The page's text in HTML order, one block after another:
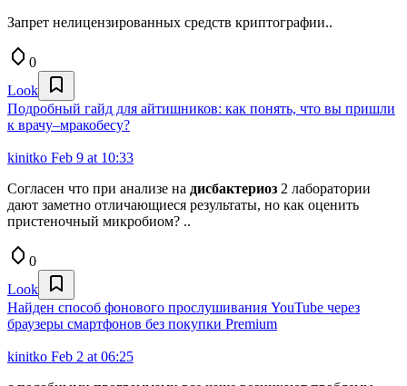
Запрет нелицензированных средств криптографии..
0
Look
Подробный гайд для айтишников: как понять, что вы пришли
к врачу–мракобесу?
kinitko Feb 9 at 10:33
Согласен что при анализе на дисбактериоз 2 лаборатории
дают заметно отличающиеся результаты, но как оценить
пристеночный микробиом? ..
0
Look
Найден способ фонового прослушивания YouTube через
браузеры смартфонов без покупки Premium
kinitko Feb 2 at 06:25